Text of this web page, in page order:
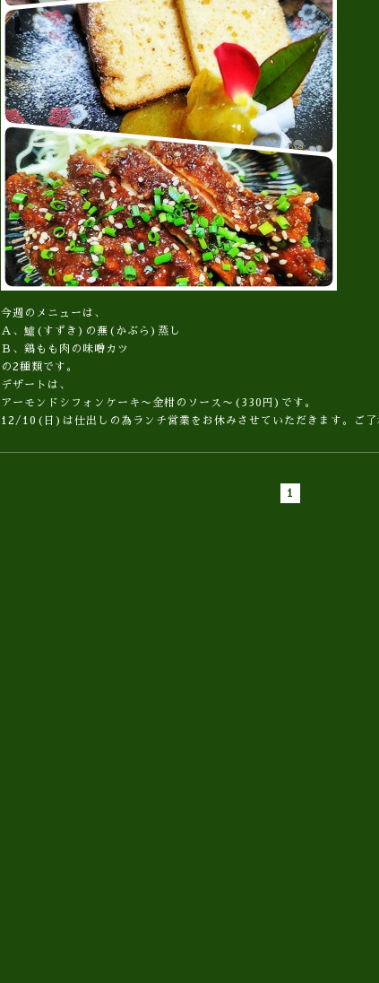
今週のメニューは、
Ａ、鱸(すずき)の蕪(かぶら)蒸し
Ｂ、鶏もも肉の味噌󠄀カツ
の2種類です。
デザートは、
アーモンドシフォンケーキ〜金柑のソース〜(330円)です。
12/10(日)は仕出しの為ランチ営業をお休みさせていただきます。ご了
1